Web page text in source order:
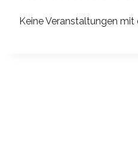
Keine Veranstaltungen